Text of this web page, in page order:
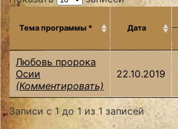
Тема программы * Дата
Любовь пророка
Осии
(Комментировать)
22.10.2019
Записи с 1 до 1 из 1 записей